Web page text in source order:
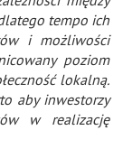
tempo ich
i możliwości
poziom
lokalną.
aby inwestorzy
w realizację